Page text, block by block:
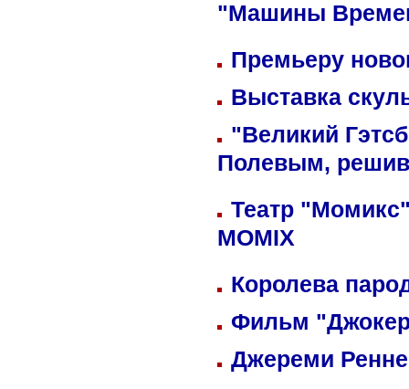
"Машины
Премьеру
Выставка
"Великий
Полевым,
Театр
MOMIX
Королева
Фильм
Джереми